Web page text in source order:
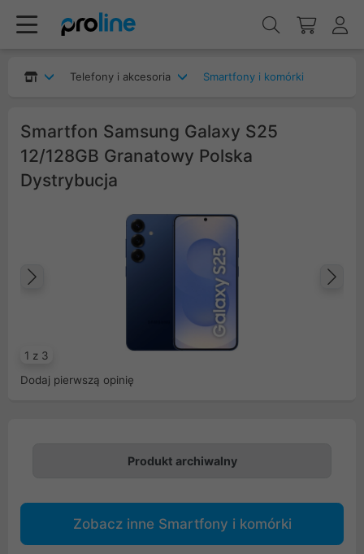
Telefony i akcesoria Smartfony i komórki
Smartfon Samsung Galaxy S25
12/128GB Granatowy Polska
Dystrybucja
1 z 3
Dodaj pierwszą opinię
Produkt archiwalny
Zobacz inne Smartfony i komórki